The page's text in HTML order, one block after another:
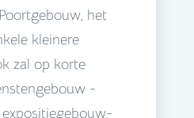
het
kleinere
zal op korte
-